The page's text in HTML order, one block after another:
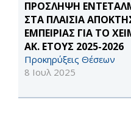
ΠΡΟΣΛΗΨΗ
ΣΤΑ ΠΛΑΙΣΙΑ
ΕΜΠΕΙΡΙΑΣ ΓΙΑ ΤΟ
ΑΚ. ΕΤΟΥΣ 2025-2026
Προκηρύξεις Θέσεων
8 Ιουλ 2025